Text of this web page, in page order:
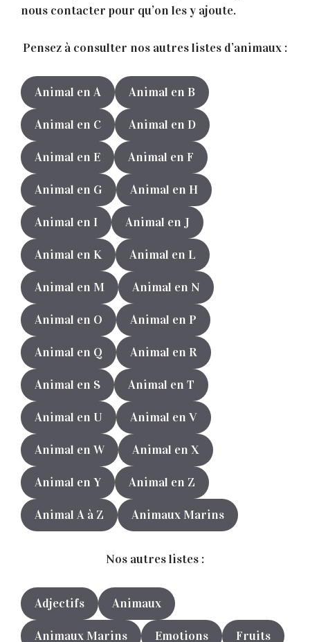
nous contacter pour qu’on les y ajoute.
Pensez à consulter nos autres listes d’animaux :
Animal en A Animal en B
Animal en C Animal en D
Animal en E Animal en F
Animal en G Animal en H
Animal en I Animal en J
Animal en K Animal en L
Animal en M Animal en N
Animal en O Animal en P
Animal en Q Animal en R
Animal en S Animal en T
Animal en U Animal en V
Animal en W Animal en X
Animal en Y Animal en Z
Animal A à Z Animaux Marins
Nos autres listes :
Adjectifs Animaux
Animaux Marins Emotions Fruits